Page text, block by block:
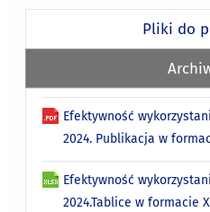
Pliki do
Efektywność
2024. Publikacja w
Efektywność
2024.Tablice w formacie